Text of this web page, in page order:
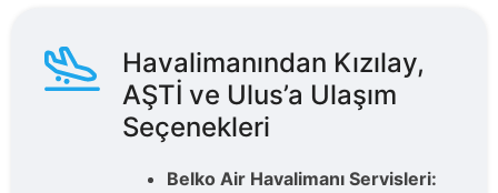
Havalimanından Kızılay,
AŞTİ ve Ulus’a Ulaşım
Seçenekleri
Belko Air Havalimanı Servisleri: